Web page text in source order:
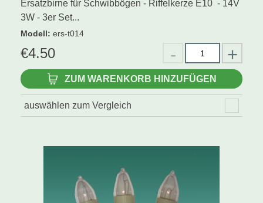
Ersatzbirne für Schwibbögen - Riffelkerze E10 - 14V
3W - 3er Set...
Modell: ers-t014
€4.50
ZUM WARENKORB HINZUFÜGEN
auswählen zum Vergleich